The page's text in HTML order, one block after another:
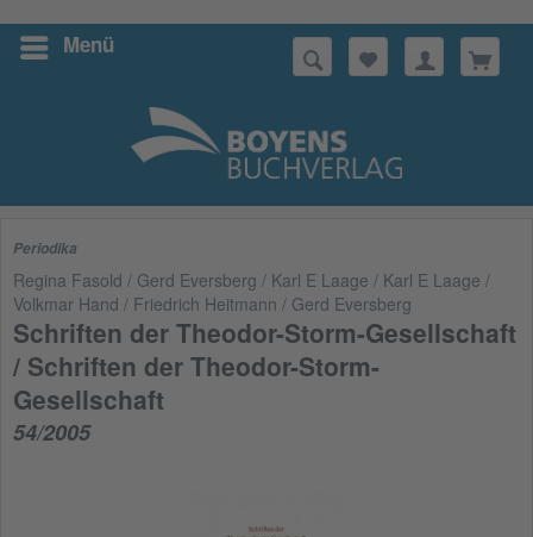
Menü
Suchen
Periodika
Regina Fasold / Gerd Eversberg / Karl E Laage / Karl E Laage /
Volkmar Hand / Friedrich Heitmann / Gerd Eversberg
Schriften der Theodor-Storm-Gesellschaft
/ Schriften der Theodor-Storm-
Gesellschaft
54/2005